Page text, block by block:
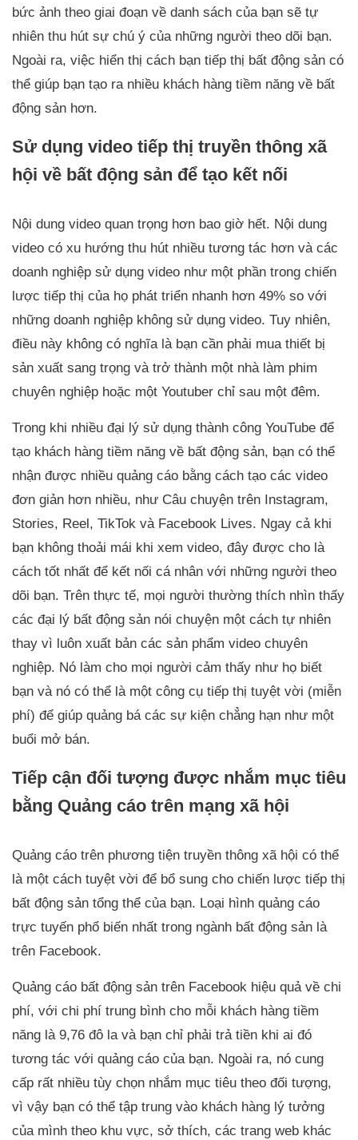
bức ảnh theo giai đoạn về danh sách của bạn sẽ tự
nhiên thu hút sự chú ý của những người theo dõi bạn.
Ngoài ra, việc hiển thị cách bạn tiếp thị bất động sản có
thể giúp bạn tạo ra nhiều khách hàng tiềm năng về bất
động sản hơn.
Sử dụng video tiếp thị truyền thông xã
hội về bất động sản để tạo kết nối
Nội dung video quan trọng hơn bao giờ hết. Nội dung
video có xu hướng thu hút nhiều tương tác hơn và các
doanh nghiệp sử dụng video như một phần trong chiến
lược tiếp thị của họ phát triển nhanh hơn 49% so với
những doanh nghiệp không sử dụng video. Tuy nhiên,
điều này không có nghĩa là bạn cần phải mua thiết bị
sản xuất sang trọng và trở thành một nhà làm phim
chuyên nghiệp hoặc một Youtuber chỉ sau một đêm.
Trong khi nhiều đại lý sử dụng thành công YouTube để
tạo khách hàng tiềm năng về bất động sản, bạn có thể
nhận được nhiều quảng cáo bằng cách tạo các video
đơn giản hơn nhiều, như Câu chuyện trên Instagram,
Stories, Reel, TikTok và Facebook Lives. Ngay cả khi
bạn không thoải mái khi xem video, đây được cho là
cách tốt nhất để kết nối cá nhân với những người theo
dõi bạn. Trên thực tế, mọi người thường thích nhìn thấy
các đại lý bất động sản nói chuyện một cách tự nhiên
thay vì luôn xuất bản các sản phẩm video chuyên
nghiệp. Nó làm cho mọi người cảm thấy như họ biết
bạn và nó có thể là một công cụ tiếp thị tuyệt vời (miễn
phí) để giúp quảng bá các sự kiện chẳng hạn như một
buổi mở bán.
Tiếp cận đối tượng được nhắm mục tiêu
bằng Quảng cáo trên mạng xã hội
Quảng cáo trên phương tiện truyền thông xã hội có thể
là một cách tuyệt vời để bổ sung cho chiến lược tiếp thị
bất động sản tổng thể của bạn. Loại hình quảng cáo
trực tuyến phổ biến nhất trong ngành bất động sản là
trên Facebook.
Quảng cáo bất động sản trên Facebook hiệu quả về chi
phí, với chi phí trung bình cho mỗi khách hàng tiềm
năng là 9,76 đô la và bạn chỉ phải trả tiền khi ai đó
tương tác với quảng cáo của bạn. Ngoài ra, nó cung
cấp rất nhiều tùy chọn nhắm mục tiêu theo đối tượng,
vì vậy bạn có thể tập trung vào khách hàng lý tưởng
của mình theo khu vực, sở thích, các trang web khác